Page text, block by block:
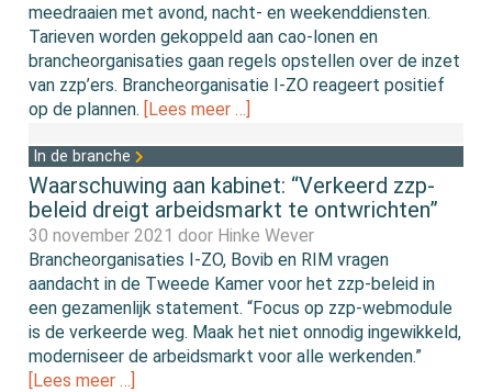
meedraaien met avond, nacht- en weekenddiensten.
Tarieven worden gekoppeld aan cao-lonen en
brancheorganisaties gaan regels opstellen over de inzet
van zzp’ers. Brancheorganisatie I-ZO reageert positief
op de plannen. [Lees meer …]
In de branche
Waarschuwing aan kabinet: “Verkeerd zzp-
beleid dreigt arbeidsmarkt te ontwrichten”
30 november 2021 door Hinke Wever
Brancheorganisaties I-ZO, Bovib en RIM vragen
aandacht in de Tweede Kamer voor het zzp-beleid in
een gezamenlijk statement. “Focus op zzp-webmodule
is de verkeerde weg. Maak het niet onnodig ingewikkeld,
moderniseer de arbeidsmarkt voor alle werkenden.”
[Lees meer …]